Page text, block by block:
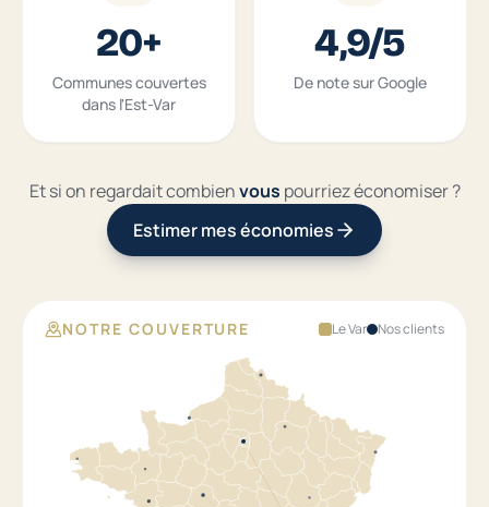
20+
Communes couvertes
dans l'Est-Var
4,9/5
De note sur Google
Et si on regardait combienvous pourriez économiser ?
Estimer mes économies
NOTRE COUVERTURE Le Var Nos clients